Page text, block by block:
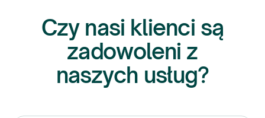
Czy nasi klienci są
zadowoleni z
naszych usług?